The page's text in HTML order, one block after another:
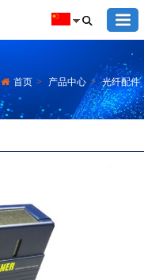
首页 > 产品中心 > 光纤配件